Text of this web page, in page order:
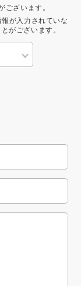
ございます。
が入力されていな
がございます。